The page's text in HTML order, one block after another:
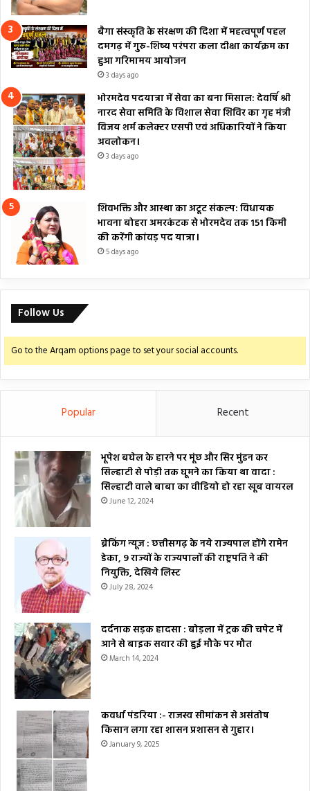
बैगा संस्कृति के संरक्षण की दिशा में महत्वपूर्ण पहल
दमगढ़ में गुरु-शिष्य परंपरा कला दीक्षा कार्यक्रम का
हुआ गरिमामय आयोजन
3 days ago
भोरमदेव पदयात्रा में सेवा का बना मिसाल: देवर्षि श्री
नारद सेवा समिति के विशाल सेवा शिविर का गृह मंत्री
विजय शर्म कलेक्टर एसपी एवं अधिकारियों ने किया
अवलोकन।
3 days ago
शिवभक्ति और आस्था का अटूट संकल्प: विधायक
भावना बोहरा अमरकंटक से भोरमदेव तक 151 किमी
की करेंगी कांवड़ पद यात्रा।
5 days ago
Follow Us
Go to the Arqam options page to set your social accounts.
Popular Recent
भूपेश बघेल के हारने पर मूंछ और सिर मुंडन कर
सिल्हाटी से पोड़ी तक घूमने का किया था वादा :
सिल्हाटी वाले बाबा का वीडियो हो रहा खूब वायरल
June 12, 2024
ब्रेकिंग न्यूज : छत्तीसगढ़ के नये राज्यपाल होंगे रामेन
डेका, 9 राज्यों के राज्यपालों की राष्ट्रपति ने की
नियुक्ति, देखिये लिस्ट
July 28, 2024
दर्दनाक सड़क हादसा : बोड़ला में ट्रक की चपेट में
आने से बाइक सवार की हुई मौके पर मौत
March 14, 2024
कवर्धा पंडरिया :- राजस्व सीमांकन से असंतोष
किसान लगा रहा शासन प्रशासन से गुहार।
January 9, 2025